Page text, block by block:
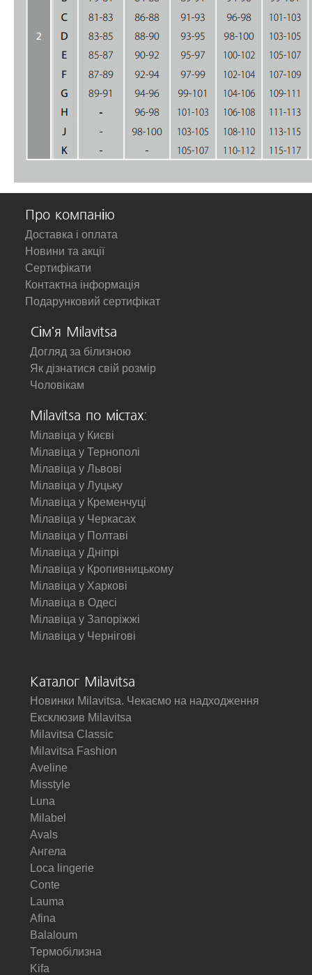
Про компанію
Доставка і оплата
Новини та акції
Сертифікати
Контактна інформація
Подарунковий сертифікат
Сім'я Milavitsa
Догляд за білизною
Як дізнатися свій розмір
Чоловікам
Milavitsa по містах:
Мілавіца у Києві
Мілавіца у Тернополі
Мілавіца у Львові
Мілавіца у Луцьку
Мілавіца у Кременчуці
Мілавіца у Черкасах
Мілавіца у Полтаві
Мілавіца у Дніпрі
Мілавіца у Кропивницькому
Мілавіца у Харкові
Мілавіца в Одесі
Мілавіца у Запоріжжі
Мілавіца у Чернігові
Каталог Milavitsa
Новинки Milavitsa. Чекаємо на надходження
Ексклюзив Milavitsa
Milavitsa Classic
Milavitsa Fashion
Aveline
Misstyle
Luna
Milabel
Avals
Ангела
Loca lingerie
Conte
Lauma
Afina
Balaloum
Термобілизна
Kifa